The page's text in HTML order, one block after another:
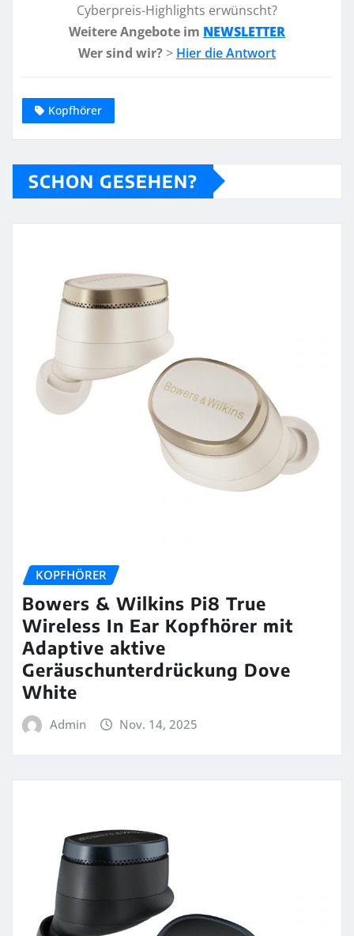
Cyberpreis-Highlights erwünscht?
Weitere Angebote im NEWSLETTER
Wer sind wir? > Hier die Antwort
Kopfhörer
SCHON GESEHEN?
KOPFHÖRER
Bowers & Wilkins Pi8 True
Wireless In Ear Kopfhörer mit
Adaptive aktive
Geräuschunterdrückung Dove
White
Admin Nov. 14, 2025